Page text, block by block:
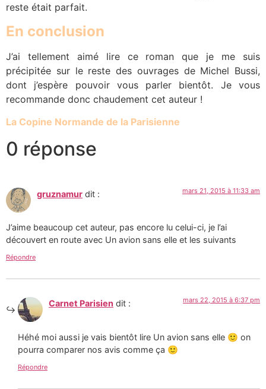
reste était parfait.
En conclusion
J’ai tellement aimé lire ce roman que je me suis
précipitée sur le reste des ouvrages de Michel Bussi,
dont j’espère pouvoir vous parler bientôt. Je vous
recommande donc chaudement cet auteur !
La Copine Normande de la Parisienne
0 réponse
gruznamur dit : mars 21, 2015 à 11:33 am
J’aime beaucoup cet auteur, pas encore lu celui-ci, je l’ai
découvert en route avec Un avion sans elle et les suivants
Répondre
Carnet Parisien dit : mars 22, 2015 à 6:37 pm
Héhé moi aussi je vais bientôt lire Un avion sans elle 🙂 on
pourra comparer nos avis comme ça 🙂
Répondre